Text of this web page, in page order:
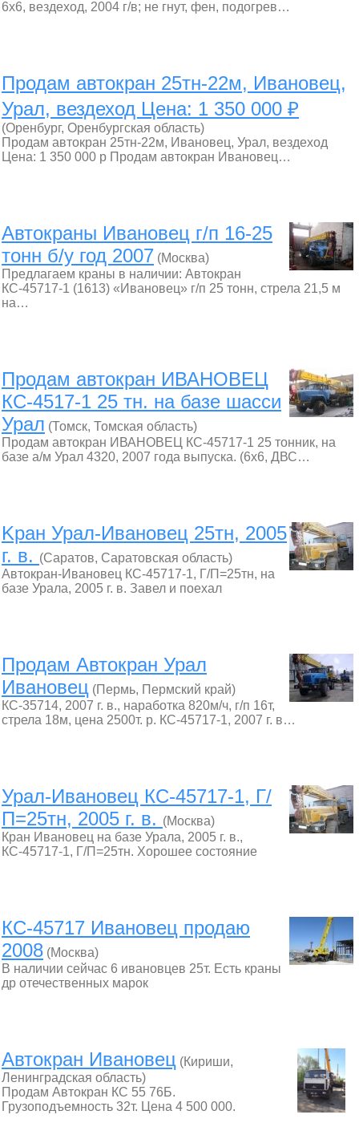
6х6, вездеход, 2004 г/в; не гнут, фен, подогрев…
Продам автокран 25тн-22м, Ивановец,
Урал, вездеход Цена: 1 350 000 ₽
(Оренбург, Оренбургская область)
Продам автокран 25тн-22м, Ивановец, Урал, вездеход
Цена: 1 350 000 р Продам автокран Ивановец…
Автокраны Ивановец г/п 16-25
тонн б/у год 2007 (Москва)
Предлагаем краны в наличии: Автокран
КС-45717-1 (1613) «Ивановец» г/п 25 тонн, стрела 21,5 м
на…
Продам автокран ИВАНОВЕЦ
КС-4517-1 25 тн. на базе шасси
Урал (Томск, Томская область)
Продам автокран ИВАНОВЕЦ КС-45717-1 25 тонник, на
базе а/м Урал 4320, 2007 года выпуска. (6х6, ДВС…
Kран Урал-Ивановец 25тн, 2005
г. в. (Саратов, Саратовская область)
Автокран-Ивановец КС-45717-1, Г/П=25тн, на
базе Урала, 2005 г. в. Завел и поехал
Продам Автокран Урал
Ивановец (Пермь, Пермский край)
КС-35714, 2007 г. в., наработка 820м/ч, г/п 16т,
стрела 18м, цена 2500т. р. КС-45717-1, 2007 г. в…
Урал-Ивановец КС-45717-1, Г/
П=25тн, 2005 г. в. (Москва)
Кран Ивановец на базе Урала, 2005 г. в.,
КС-45717-1, Г/П=25тн. Хорошее состояние
КС-45717 Ивановец продаю
2008 (Москва)
В наличии сейчас 6 ивановцев 25т. Есть краны
др отечественных марок
Автокран Ивановец (Кириши,
Ленинградская область)
Продам Автокран КС 55 76Б.
Грузоподъемность 32т. Цена 4 500 000.